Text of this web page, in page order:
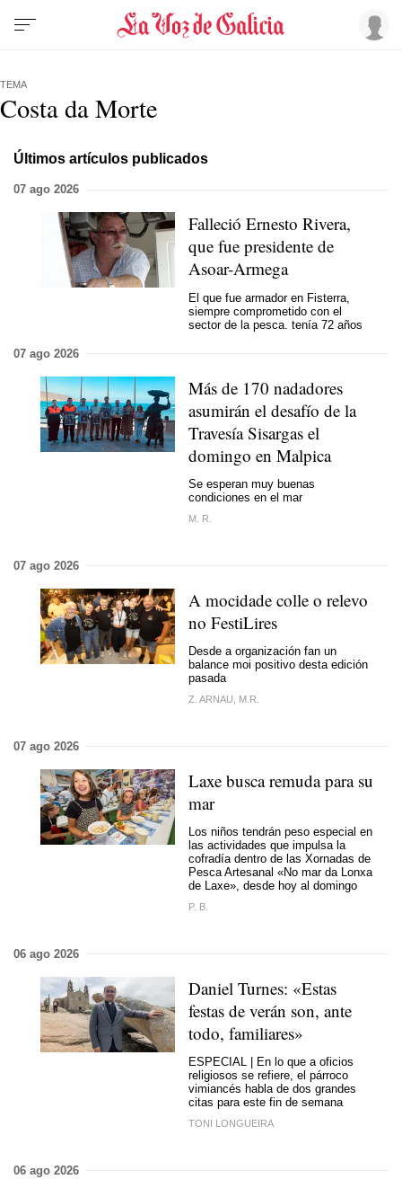
TEMA
Costa da Morte
Últimos artículos publicados
07 ago 2026
Falleció Ernesto Rivera,
que fue presidente de
Asoar-Armega
El que fue armador en Fisterra,
siempre comprometido con el
sector de la pesca. tenía 72 años
07 ago 2026
Más de 170 nadadores
asumirán el desafío de la
Travesía Sisargas el
domingo en Malpica
Se esperan muy buenas
condiciones en el mar
M. R.
07 ago 2026
A mocidade colle o relevo
no FestiLires
Desde a organización fan un
balance moi positivo desta edición
pasada
Z. ARNAU, M.R.
07 ago 2026
Laxe busca remuda para su
mar
Los niños tendrán peso especial en
las actividades que impulsa la
cofradía dentro de las Xornadas de
Pesca Artesanal «No mar da Lonxa
de Laxe», desde hoy al domingo
P. B.
06 ago 2026
Daniel Turnes: «Estas
festas de verán son, ante
todo, familiares»
ESPECIAL | En lo que a oficios
religiosos se refiere, el párroco
vimiancés habla de dos grandes
citas para este fin de semana
TONI LONGUEIRA
06 ago 2026